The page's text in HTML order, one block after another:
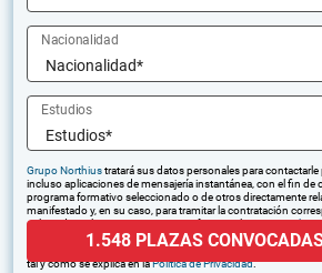
Nacionalidad
Estudios
Grupo Northiustratará sus datos personales para
incluso aplicaciones de mensajería instantánea, con el fin de
programa formativo seleccionado o de otros directamente
manifestado y, en su caso, para tramitar la contratación
solicitud con las empresas que conforman el
puedan hacerle llegar la mejor oferta de productos y servicios
tal y como se explica en laPolítica de Privacidad.
1.548 PLAZAS